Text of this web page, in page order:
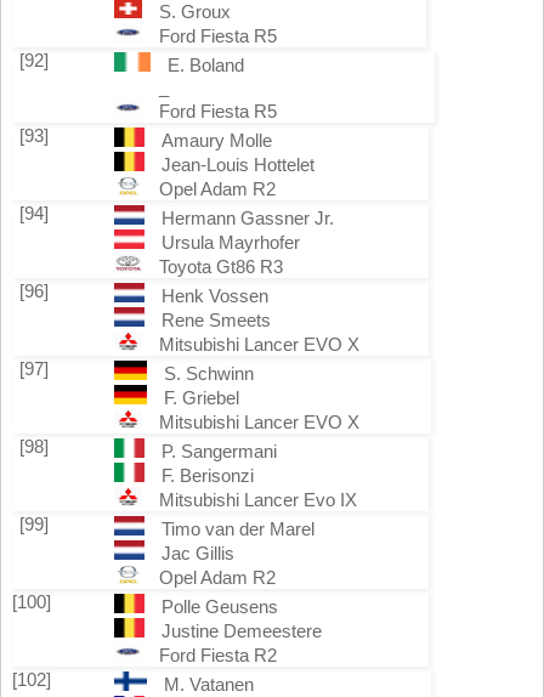
S. Groux
Ford Fiesta R5
[92]
E. Boland
Ford Fiesta R5
[93]
Amaury Molle
Jean-Louis Hottelet
Opel Adam R2
[94]
Hermann Gassner Jr.
Ursula Mayrhofer
Toyota Gt86 R3
[96]
Henk Vossen
Rene Smeets
Mitsubishi Lancer EVO X
[97]
S. Schwinn
F. Griebel
Mitsubishi Lancer EVO X
[98]
P. Sangermani
F. Berisonzi
Mitsubishi Lancer Evo IX
[99]
Timo van der Marel
Jac Gillis
Opel Adam R2
[100]
Polle Geusens
Justine Demeestere
Ford Fiesta R2
[102]
M. Vatanen